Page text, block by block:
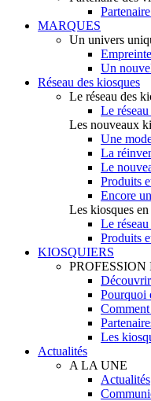
MARQUES
Un univers
Un
Réseau des kiosques
Le réseau des
Le
Les nouveaux
Une
La
Le
Produits
Encore
Les kiosques
Le
Produits
KIOSQUIERS
Pourquoi
Les
Actualités
A LA UNE
Actualités